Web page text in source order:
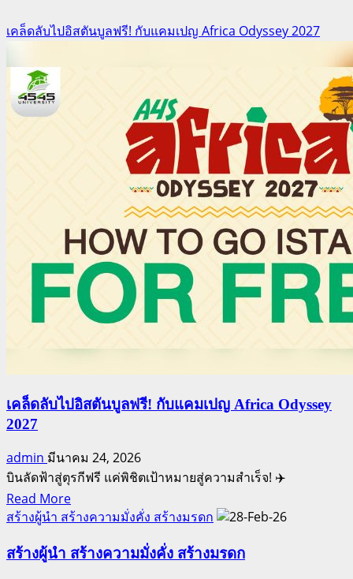
เคล็ดลับไปอิสตันบูลฟรี! กับแคมเปญ Africa Odyssey 2027
เคล็ดลับไปอิสตันบูลฟรี! กับแคมเปญ Africa Odyssey
2027
admin มีนาคม 24, 2026
บินลัดฟ้าสู่ตุรกีฟรี แค่พิชิตเป้าหมายสู่ความสำเร็จ! ✈️
Read MoreRead
more
เคล็ด
สร้างผู้นำ สร้างความมั่งคั่ง สร้างมรดก
สร้างผู้นำ สร้างความมั่งคั่ง สร้างมรดก